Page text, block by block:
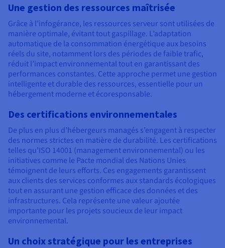
Une gestion des ressources maîtrisée
Grâce à l’infogérance, les ressources serveur sont utilisées de
manière optimale, évitant tout gaspillage. L’adaptation
automatique de la consommation énergétique aux besoins
réels du site, notamment lors des périodes de faible trafic,
réduit l’impact environnemental tout en garantissant des
performances constantes. Cette approche permet une gestion
intelligente et durable des ressources, essentielle pour un
hébergement moderne et écoresponsable.
Des certifications environnementales
De plus en plus d’hébergeurs managés s’engagent à respecter
des normes strictes en matière de durabilité. Les certifications
telles qu’ISO 14001 (management environnemental) ou les
initiatives comme le Pacte mondial des Nations Unies
témoignent de leurs efforts. Ces engagements garantissent
aux clients des services conformes aux standards écologiques
tout en assurant une gestion efficace des données et des
infrastructures. Cela représente une valeur ajoutée
importante pour les projets soucieux de leur impact
environnemental.
Un choix stratégique pour les entreprises